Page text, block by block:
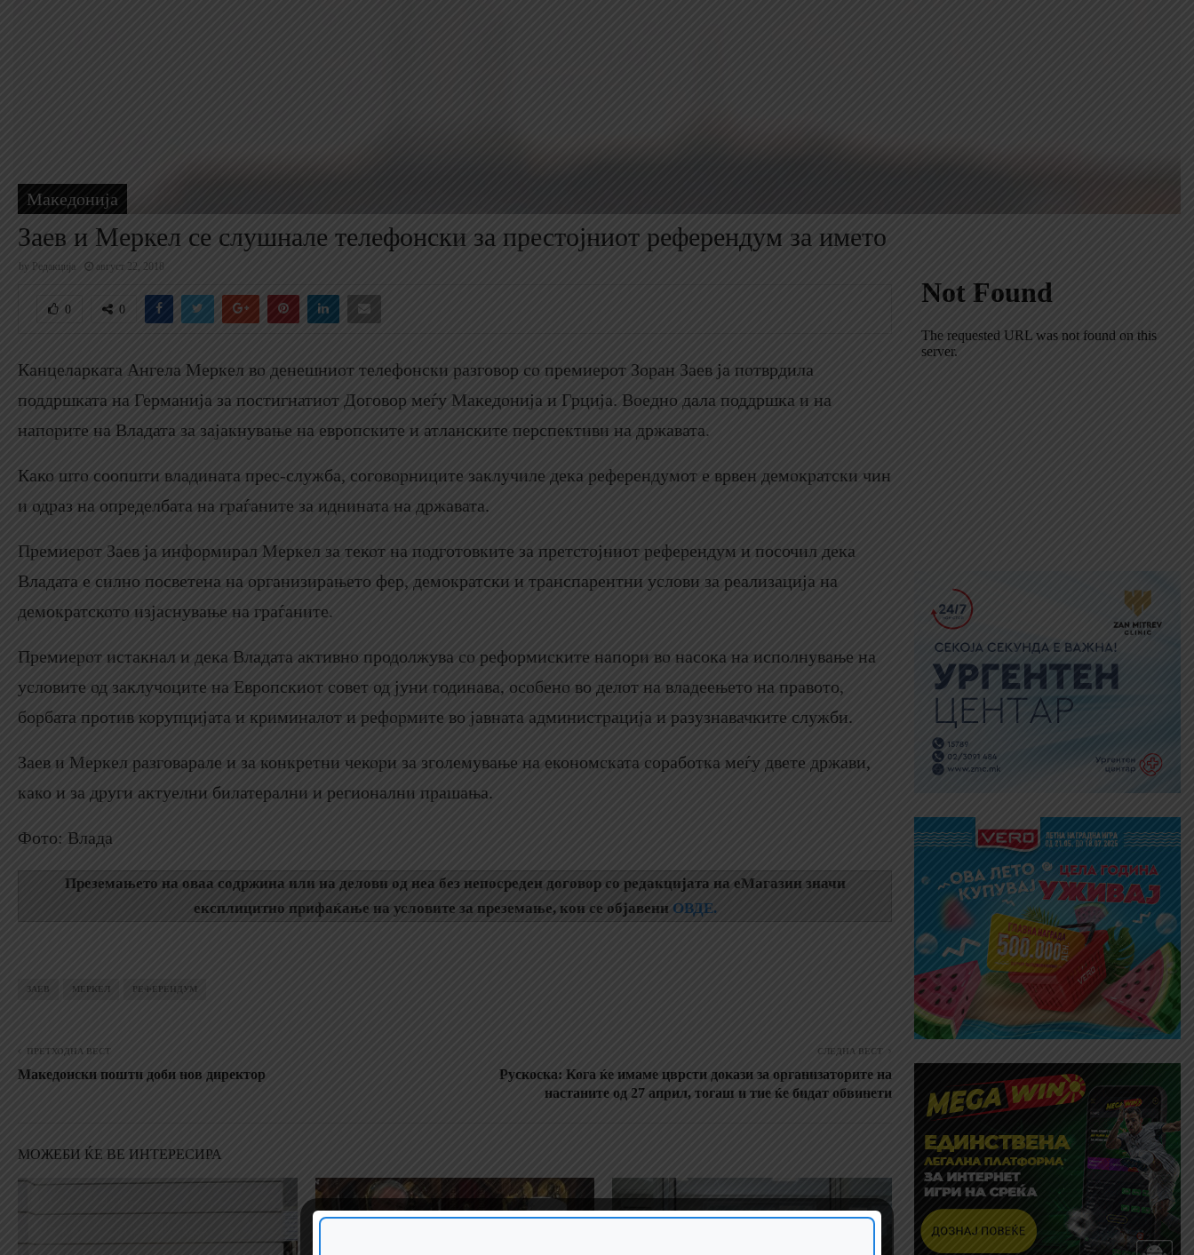
Македонија
Заев и Меркел се слушнале телефонски за престојниот референдум за името
by Редакција август 22, 2018
0 0
Канцеларката Ангела Меркел во денешниот телефонски разговор со премиерот Зоран Заев ја потврдила
поддршката на Германија за постигнатиот Договор меѓу Македонија и Грција. Воедно дала поддршка и на
напорите на Владата за зајакнување на европските и атланските перспективи на државата.
Како што соопшти владината прес-служба, соговорниците заклучиле дека референдумот е врвен демократски чин
и одраз на определбата на граѓаните за иднината на државата.
Премиерот Заев ја информирал Меркел за текот на подготовките за претстојниот референдум и посочил дека
Владата е силно посветена на организирањето фер, демократски и транспарентни услови за реализација на
демократското изјаснување на граѓаните.
Премиерот истакнал и дека Владата активно продолжува со реформиските напори во насока на исполнување на
условите од заклучоците на Европскиот совет од јуни годинава, особено во делот на владеењето на правото,
борбата против корупцијата и криминалот и реформите во јавната администрација и разузнавачките служби.
Заев и Меркел разговарале и за конкретни чекори за зголемување на економската соработка меѓу двете држави,
како и за други актуелни билатерални и регионални прашања.
Фото: Влада
Преземањето на оваа содржина или на делови од неа без непосреден договор со редакцијата на еМагазин значи
експлицитно прифаќање на условите за преземање, кои се објавени ОВДЕ.
ЗАЕВ МЕРКЕЛ РЕФЕРЕНДУМ
ПРЕТХОДНА ВЕСТ
Македонски пошти доби нов директор
СЛЕДНА ВЕСТ
Рускоска: Кога ќе имаме цврсти докази за организаторите на
настаните од 27 април, тогаш и тие ќе бидат обвинети
МОЖЕБИ ЌЕ ВЕ ИНТЕРЕСИРА